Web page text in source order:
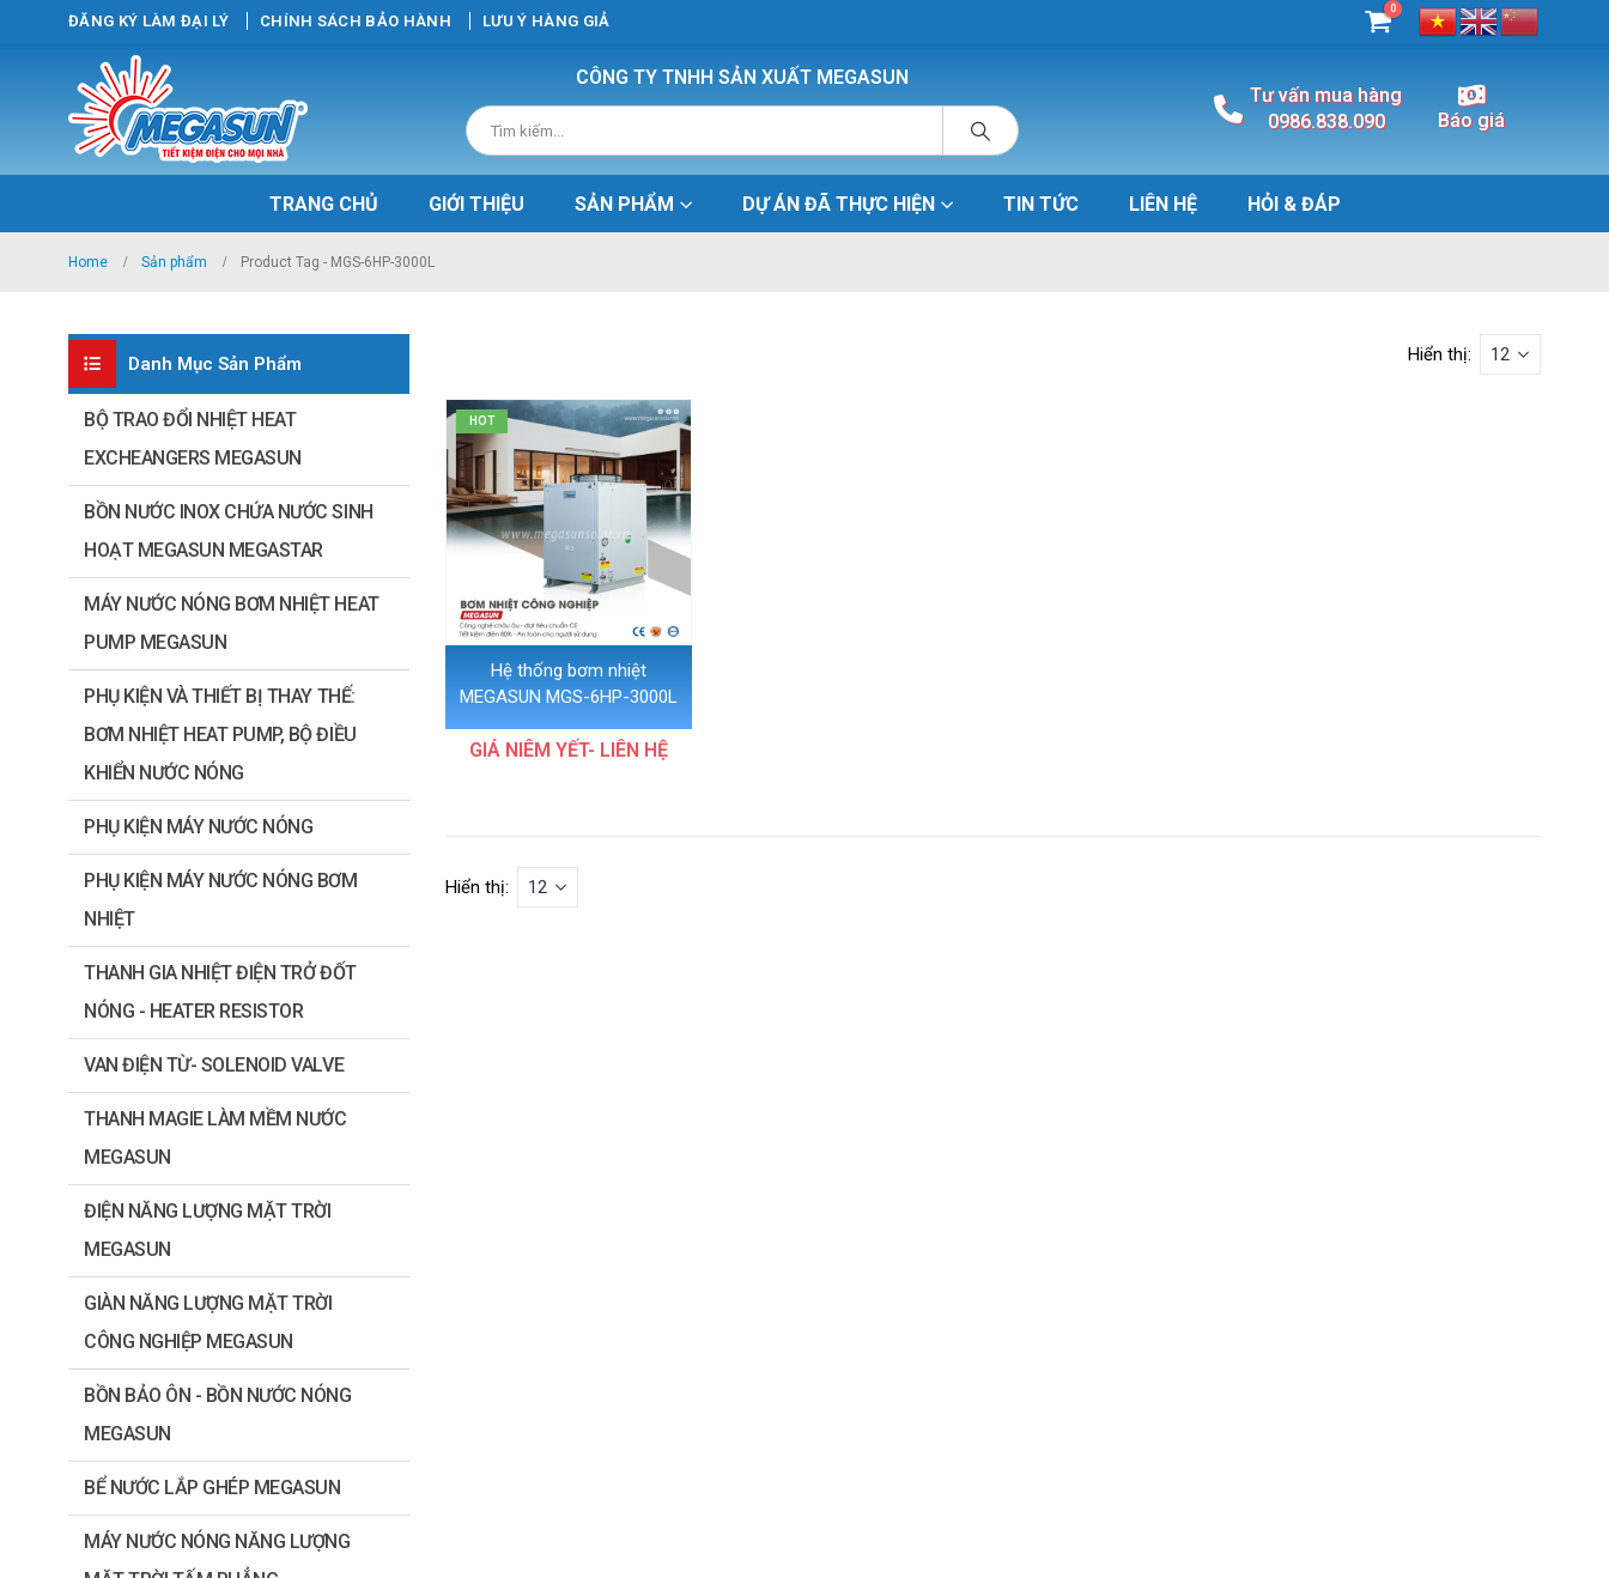
ĐĂNG KÝ LÀM ĐẠI LÝ CHÍNH SÁCH BẢO HÀNH LƯU Ý HÀNG GIẢ
0
CÔNG TY TNHH SẢN XUẤT MEGASUN
Tư vấn mua hàng
0986.838.090
Báo giá
TRANG CHỦ GIỚI THIỆU SẢN PHẨM DỰ ÁN ĐÃ THỰC HIỆN TIN TỨC LIÊN HỆ HỎI & ĐÁP
Home Sản phẩm Product Tag - MGS-6HP-3000L
Hiển thị:
HOT
Hệ thống bơm nhiệt
MEGASUN MGS-6HP-3000L
GIÁ NIÊM YẾT- LIÊN HỆ
Hiển thị:
Danh Mục Sản Phẩm
BỘ TRAO ĐỔI NHIỆT HEAT
EXCHEANGERS MEGASUN
BỒN NƯỚC INOX CHỨA NƯỚC SINH
HOẠT MEGASUN MEGASTAR
MÁY NƯỚC NÓNG BƠM NHIỆT HEAT
PUMP MEGASUN
PHỤ KIỆN VÀ THIẾT BỊ THAY THẾ:
BƠM NHIỆT HEAT PUMP, BỘ ĐIỀU
KHIỂN NƯỚC NÓNG
PHỤ KIỆN MÁY NƯỚC NÓNG
PHỤ KIỆN MÁY NƯỚC NÓNG BƠM
NHIỆT
THANH GIA NHIỆT ĐIỆN TRỞ ĐỐT
NÓNG - HEATER RESISTOR
VAN ĐIỆN TỪ- SOLENOID VALVE
THANH MAGIE LÀM MỀM NƯỚC
MEGASUN
ĐIỆN NĂNG LƯỢNG MẶT TRỜI
MEGASUN
GIÀN NĂNG LƯỢNG MẶT TRỜI
CÔNG NGHIỆP MEGASUN
BỒN BẢO ÔN - BỒN NƯỚC NÓNG
MEGASUN
BỂ NƯỚC LẮP GHÉP MEGASUN
MÁY NƯỚC NÓNG NĂNG LƯỢNG